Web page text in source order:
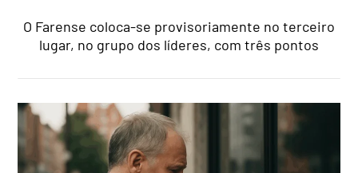
O Farense coloca-se provisoriamente no terceiro
lugar, no grupo dos líderes, com três pontos